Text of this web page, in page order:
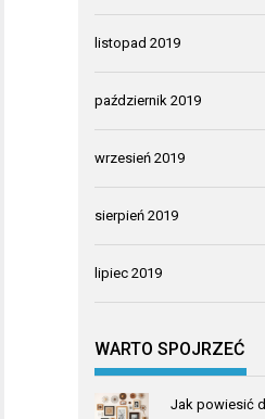
listopad 2019
październik 2019
wrzesień 2019
sierpień 2019
lipiec 2019
WARTO SPOJRZEĆ
Jak powiesić